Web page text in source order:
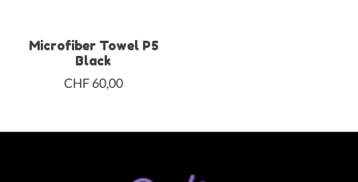
Microfiber Towel P5
Black
CHF 60,00